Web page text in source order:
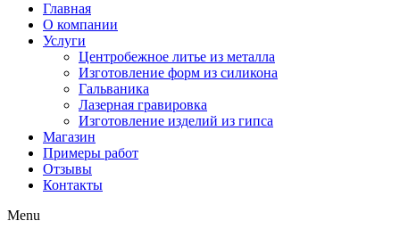
Главная
О компании
Услуги
Центробежное литье из металла
Изготовление форм из силикона
Гальваника
Лазерная гравировка
Изготовление изделий из гипса
Магазин
Примеры работ
Отзывы
Контакты
Menu